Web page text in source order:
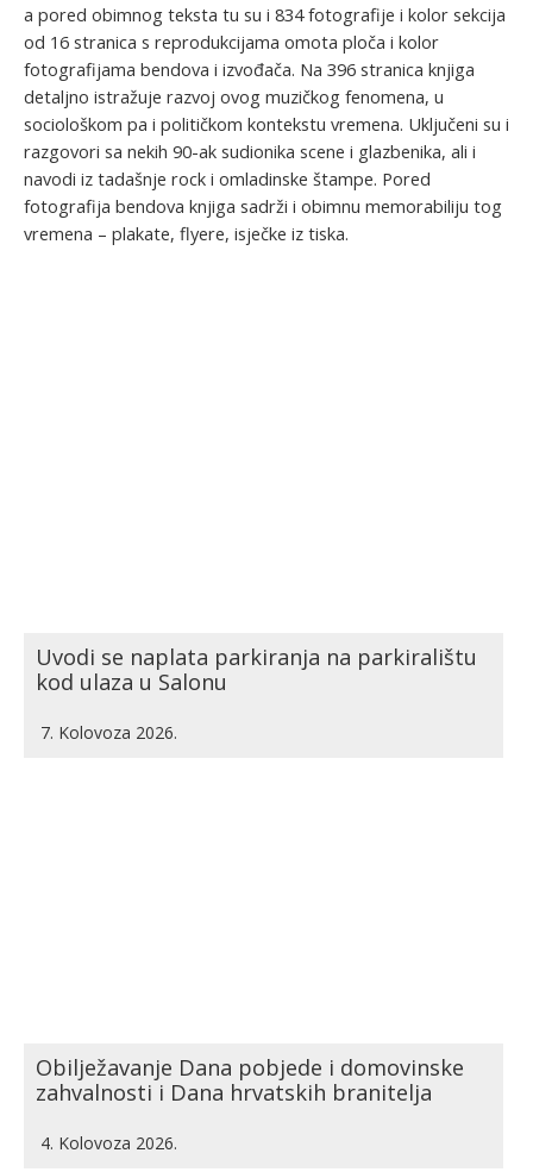
a pored obimnog teksta tu su i 834 fotografije i kolor sekcija
od 16 stranica s reprodukcijama omota ploča i kolor
fotografijama bendova i izvođača. Na 396 stranica knjiga
detaljno istražuje razvoj ovog muzičkog fenomena, u
sociološkom pa i političkom kontekstu vremena. Uključeni su i
razgovori sa nekih 90-ak sudionika scene i glazbenika, ali i
navodi iz tadašnje rock i omladinske štampe. Pored
fotografija bendova knjiga sadrži i obimnu memorabiliju tog
vremena – plakate, flyere, isječke iz tiska.
Uvodi se naplata parkiranja na parkiralištu
kod ulaza u Salonu
7. Kolovoza 2026.
Obilježavanje Dana pobjede i domovinske
zahvalnosti i Dana hrvatskih branitelja
4. Kolovoza 2026.